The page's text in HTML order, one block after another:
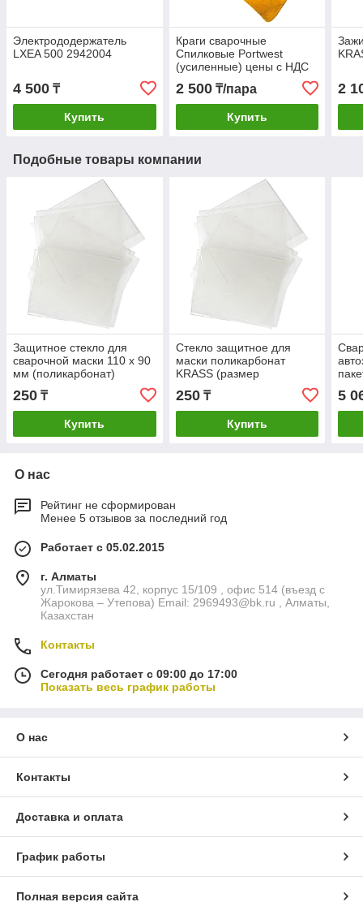
Электрододержатель
LXEA 500 2942004
4 500 ₸
Купить
Краги сварочные
Спилковые Portwest
(усиленные) цены с НДС
2 500₸/пара
Купить
2
Подобные товары компании
Защитное стекло для
сварочной маски 110 х 90
мм (поликарбонат)
250 ₸
Купить
Стекло защитное для
маски поликарбонат
KRASS (размер
1мм)
250₸
Купить
5
О нас
Рейтинг не сформирован
Менее 5 отзывов за последний год
Работает с 05.02.2015
г. Алматы
ул.Тимирязева 42, корпус 15/109 , офис 514 (въезд с
Жарокова – Утепова) Email: 2969493@bk.ru , Алматы,
Казахстан
Контакты
Сегодня работает с 09:00 до 17:00
Показать весь график работы
О нас
Контакты
Доставка и оплата
График работы
Полная версия сайта